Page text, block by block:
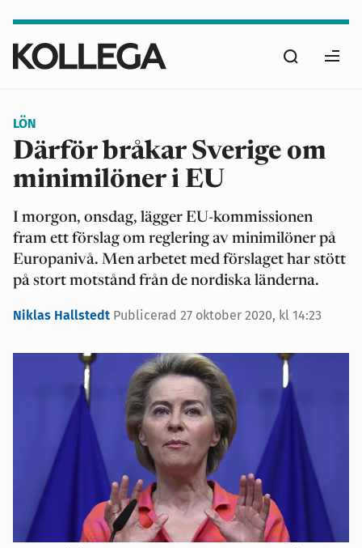
huvudinnehåll
Sök
LÖN
Därför bråkar Sverige om
minimilöner i EU
I morgon, onsdag, lägger EU-kommissionen
fram ett förslag om reglering av minimilöner på
Europanivå. Men arbetet med förslaget har stött
på stort motstånd från de nordiska länderna.
Niklas Hallstedt Publicerad 27 oktober 2020, kl 14:23